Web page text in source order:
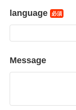
language 必須
Message